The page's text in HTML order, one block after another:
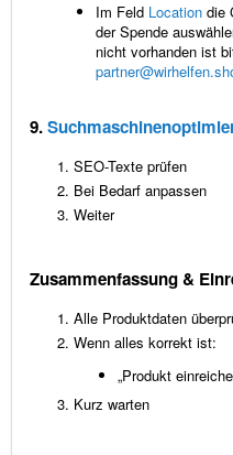
Im Feld Location die
der Spende
nicht vorhanden ist
9.
SEO-Texte prüfen
Bei Bedarf anpassen
Weiter
Zusammenfassung &
Alle Produktdaten
Wenn alles korrekt ist:
„Produkt
Kurz warten